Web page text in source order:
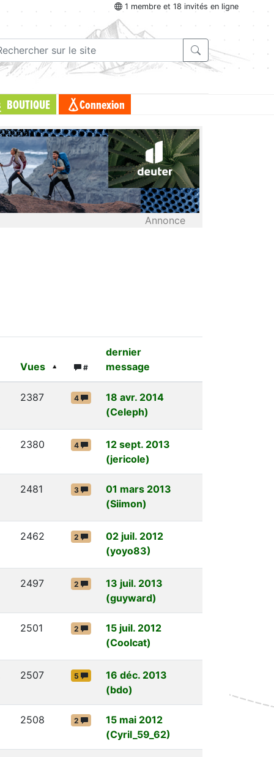
1 membre et 18 invités en ligne
BOUTIQUE Connexion
Annonce
Vues #
dernier
message
2387 4
18 avr. 2014
(Celeph)
2380 4
12 sept. 2013
(jericole)
2481 3
01 mars 2013
(Siimon)
2462 2
02 juil. 2012
(yoyo83)
2497 2
13 juil. 2013
(guyward)
2501 2
15 juil. 2012
(Coolcat)
2507 5
16 déc. 2013
(bdo)
2508 2
15 mai 2012
(Cyril_59_62)